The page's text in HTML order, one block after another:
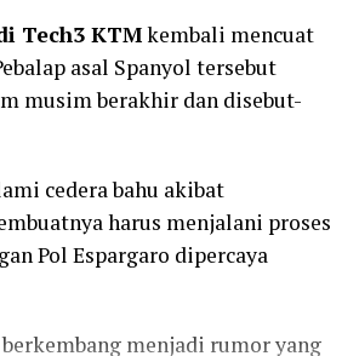
Tech3 KTMkembali mencuat
asal Spanyol tersebut
musim berakhir dan disebut-
cedera bahu akibat
harus menjalani proses
Pol Espargaro dipercaya
menjadi rumor yang